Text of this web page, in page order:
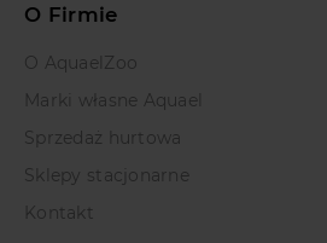
O Firmie
O AquaelZoo
Marki własne Aquael
Sprzedaż hurtowa
Sklepy stacjonarne
Kontakt